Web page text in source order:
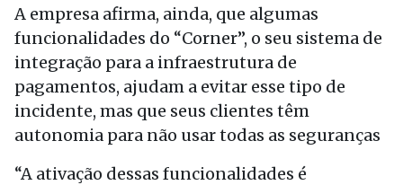
A empresa afirma, ainda, que algumas
funcionalidades do “Corner”, o seu sistema de
integração para a infraestrutura de
pagamentos, ajudam a evitar esse tipo de
incidente, mas que seus clientes têm
autonomia para não usar todas as seguranças
“A ativação dessas funcionalidades é